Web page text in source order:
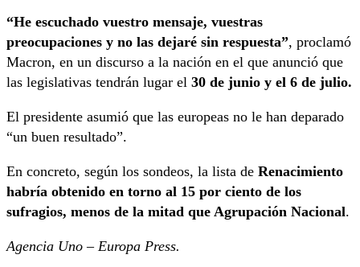
“He escuchado vuestro mensaje, vuestras
preocupaciones y no las dejaré sin respuesta”, proclamó
Macron, en un discurso a la nación en el que anunció que
las legislativas tendrán lugar el 30 de junio y el 6 de julio.
El presidente asumió que las europeas no le han deparado
“un buen resultado”.
En concreto, según los sondeos, la lista de Renacimiento
habría obtenido en torno al 15 por ciento de los
sufragios, menos de la mitad que Agrupación Nacional.
Agencia Uno – Europa Press.